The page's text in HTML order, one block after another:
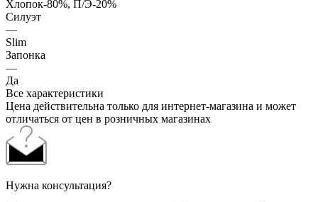
Хлопок-80%, П/Э-20%
Силуэт
—
Slim
Запонка
—
Да
Все характеристики
Цена действительна только для интернет-магазина и может
отличаться от цен в розничных магазинах
Нужна консультация?